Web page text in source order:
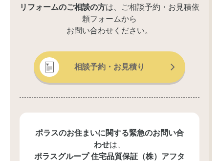
リフォームのご相談の方は、ご相談予約・お見積依
頼フォームから
お問い合わせください。
相談予約・お見積り
ポラスのお住まいに関する緊急のお問い合
わせは、
ポラスグループ 住宅品質保証（株） アフタ